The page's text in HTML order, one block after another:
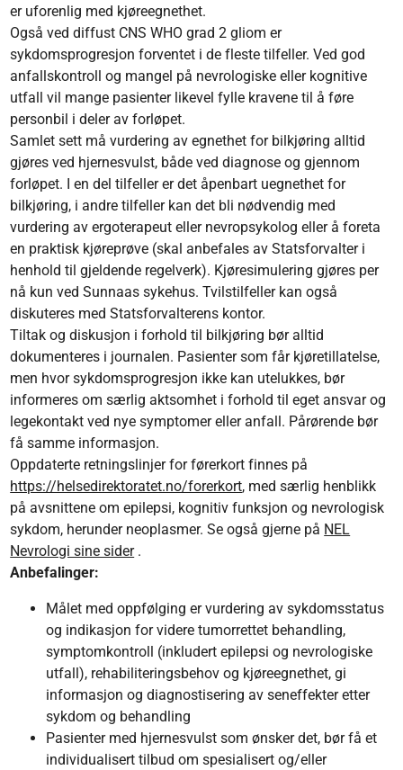
er uforenlig med kjøreegnethet.
Også ved diffust CNS WHO grad 2 gliom er
sykdomsprogresjon forventet i de fleste tilfeller. Ved god
anfallskontroll og mangel på nevrologiske eller kognitive
utfall vil mange pasienter likevel fylle kravene til å føre
personbil i deler av forløpet.
Samlet sett må vurdering av egnethet for bilkjøring alltid
gjøres ved hjernesvulst, både ved diagnose og gjennom
forløpet. I en del tilfeller er det åpenbart uegnethet for
bilkjøring, i andre tilfeller kan det bli nødvendig med
vurdering av ergoterapeut eller nevropsykolog eller å foreta
en praktisk kjøreprøve (skal anbefales av Statsforvalter i
henhold til gjeldende regelverk). Kjøresimulering gjøres per
nå kun ved Sunnaas sykehus. Tvilstilfeller kan også
diskuteres med Statsforvalterens kontor.
Tiltak og diskusjon i forhold til bilkjøring bør alltid
dokumenteres i journalen. Pasienter som får kjøretillatelse,
men hvor sykdomsprogresjon ikke kan utelukkes, bør
informeres om særlig aktsomhet i forhold til eget ansvar og
legekontakt ved nye symptomer eller anfall. Pårørende bør
få samme informasjon.
Oppdaterte retningslinjer for førerkort finnes på
https://helsedirektoratet.no/forerkort, med særlig henblikk
på avsnittene om epilepsi, kognitiv funksjon og nevrologisk
sykdom, herunder neoplasmer. Se også gjerne på NEL
Nevrologi sine sider.
Anbefalinger:
Målet med oppfølging er vurdering av sykdomsstatus
og indikasjon for videre tumorrettet behandling,
symptomkontroll (inkludert epilepsi og nevrologiske
utfall), rehabiliteringsbehov og kjøreegnethet, gi
informasjon og diagnostisering av seneffekter etter
sykdom og behandling
Pasienter med hjernesvulst som ønsker det, bør få et
individualisert tilbud om spesialisert og/eller